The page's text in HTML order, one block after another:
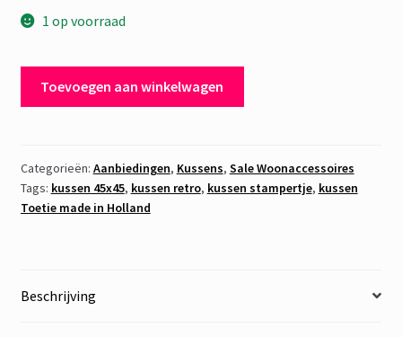
was:
€ 24,95.€ 10,00.
1 op voorraad
Stampertje
Toevoegen aan winkelwagen
Categorieën: Aanbiedingen, Kussens, Sale Woonaccessoires
Tags: kussen 45x45, kussen retro, kussen stampertje, kussen
Toetie made in Holland
Beschrijving